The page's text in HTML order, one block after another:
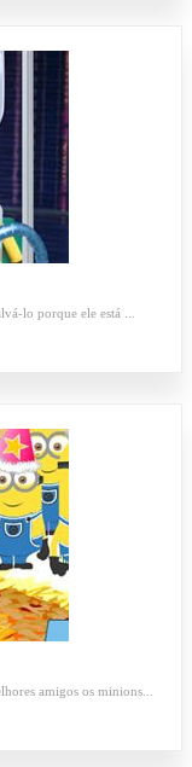
lo porque ele está ...
amigos os minions...